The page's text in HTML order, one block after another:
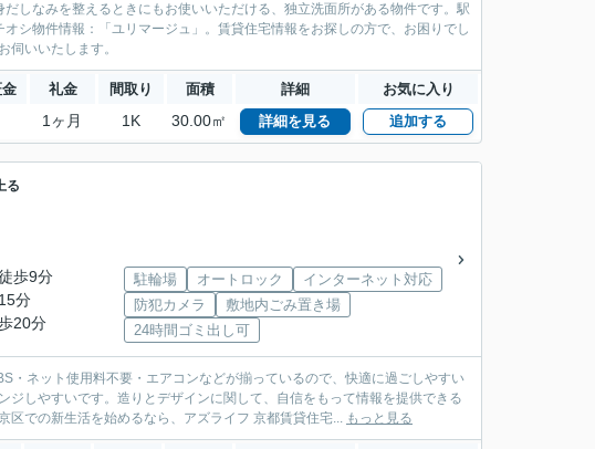
しなみを整えるときにもお使いいただける、独立洗面所がある物件です。駅
シ物件情報：「ユリマージュ」。賃貸住宅情報をお探しの方で、お困りでし
伺いいたします。
礼金 間取り 面積 詳細 お気に入り
1ヶ月 1K 30.00㎡ 詳細を見る 追加する
る
歩9分
分
20分
駐輪場 オートロック
インターネット対応
防犯カメラ
敷地内ごみ置き場
24時間ゴミ出し可
・ネット使用料不要・エアコンなどが揃っているので、快適に過ごしやすい
しやすいです。造りとデザインに関して、自信をもって情報を提供できる
区での新生活を始めるなら、アズライフ 京都賃貸住宅... もっと見る